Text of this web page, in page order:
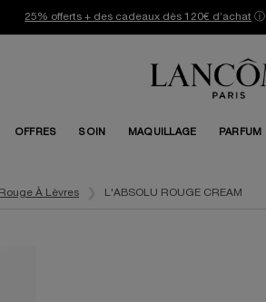
25% offerts + des cadeaux dès 120€ d’achat ⓘ
OFFRES SOIN MAQUILLAGE PARFUM
Rouge À Lèvres L'ABSOLU ROUGE CREAM